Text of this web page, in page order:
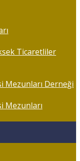
Ticaretliler
Mezunları Derneği
Mezunları